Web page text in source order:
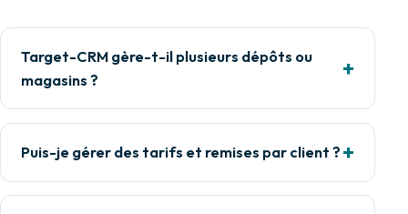
Target-CRM gère-t-il plusieurs dépôts ou
magasins ?
Puis-je gérer des tarifs et remises par client ?